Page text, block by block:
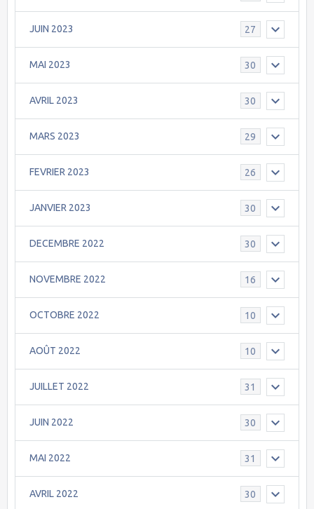
JUIN 2023 27
MAI 2023 30
AVRIL 2023 30
MARS 2023 29
FEVRIER 2023 26
JANVIER 2023 30
DECEMBRE 2022 30
NOVEMBRE 2022 16
OCTOBRE 2022 10
AOÛT 2022 10
JUILLET 2022 31
JUIN 2022 30
MAI 2022 31
AVRIL 2022 30